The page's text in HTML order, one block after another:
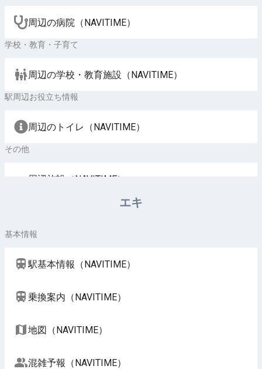
周辺の病院（NAVITIME）
学校・教育・子育て
周辺の学校・教育施設（NAVITIME）
駅周辺お役立ち情報
周辺のトイレ（NAVITIME）
その他
周辺施設（NAVITIME）
エキ
基本情報
駅基本情報（NAVITIME）
乗換案内（NAVITIME）
地図（NAVITIME）
混雑予報（NAVITIME）